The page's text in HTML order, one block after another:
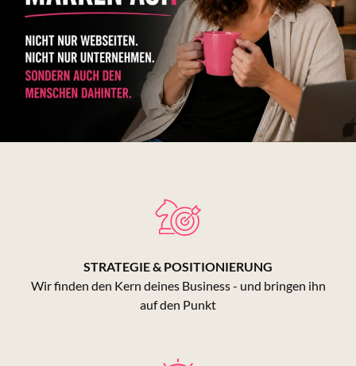
STRATEGIE & POSITIONIERUNG
Wir finden den Kern deines Business - und bringen ihn
auf den Punkt